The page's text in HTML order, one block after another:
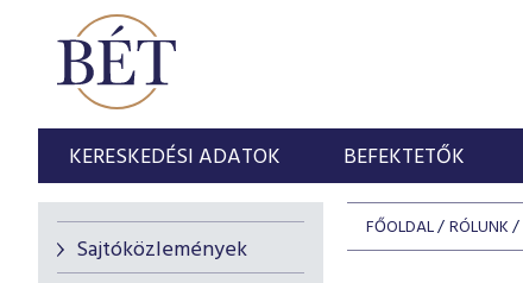
KERESKEDÉSI ADATOK BEFEKTETŐK
Sajtóközlemények
FŐOLDAL RÓLUNK